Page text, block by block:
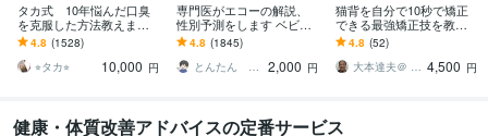
タカ式 10年悩んだ口臭
を克服した方法教えます
本田式口臭外来でもダメ
だった口臭を克服した方
法
4.8 (1528)
⭐︎タカ⭐︎
10,000 円
専門医がエコーの解説、
性別予測をします ベビー
ナブ対応！11週以降のエ
コーであれば判定しま
す。
4.8 (1845)
とんたん 周産期専門医 超音波専門医
2,000 円
猫背を自分で10秒で矯正
できる最強矯正技を教え
ます 体の軸の第一人者
が、発見した10秒ででき
る猫背姿勢矯正法
4.8 (52)
大本達夫＠ 姿動軸 体の軸を作る第一人者 4,500 円
健康・体質改善アドバイスの定番サービス